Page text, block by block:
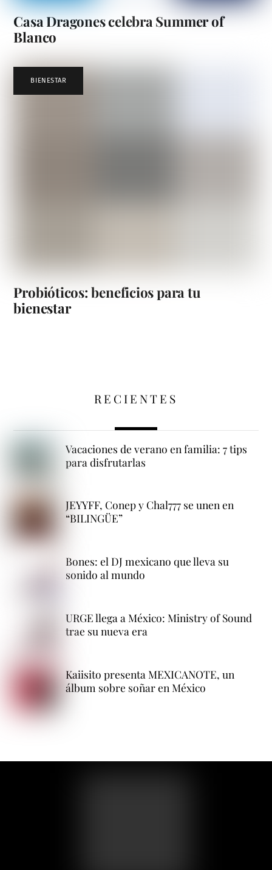
Casa Dragones celebra Summer of
Blanco
BIENESTAR
Probióticos: beneficios para tu
bienestar
RECIENTES
Vacaciones de verano en familia: 7 tips
para disfrutarlas
JEYYFF, Conep y Chal777 se unen en
“BILINGÜE”
Bones: el DJ mexicano que lleva su
sonido al mundo
URGE llega a México: Ministry of Sound
trae su nueva era
Kaiisito presenta MEXICANOTE, un
álbum sobre soñar en México